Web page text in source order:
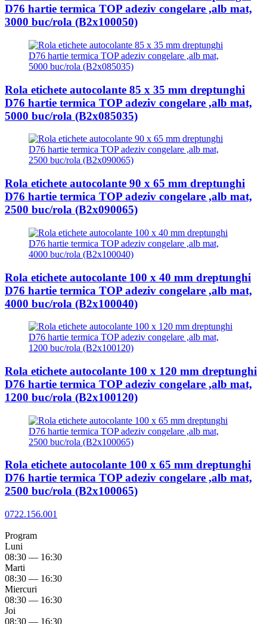
D76 hartie termica TOP adeziv congelare ,alb mat,
3000 buc/rola (B2x100050)
Rola etichete autocolante 85 x 35 mm dreptunghi
D76 hartie termica TOP adeziv congelare ,alb mat,
5000 buc/rola (B2x085035)
Rola etichete autocolante 90 x 65 mm dreptunghi
D76 hartie termica TOP adeziv congelare ,alb mat,
2500 buc/rola (B2x090065)
Rola etichete autocolante 100 x 40 mm dreptunghi
D76 hartie termica TOP adeziv congelare ,alb mat,
4000 buc/rola (B2x100040)
Rola etichete autocolante 100 x 120 mm dreptunghi
D76 hartie termica TOP adeziv congelare ,alb mat,
1200 buc/rola (B2x100120)
Rola etichete autocolante 100 x 65 mm dreptunghi
D76 hartie termica TOP adeziv congelare ,alb mat,
2500 buc/rola (B2x100065)
0722.156.001
Program
Luni
08:30 — 16:30
Marti
08:30 — 16:30
Miercuri
08:30 — 16:30
Joi
08:30 — 16:30